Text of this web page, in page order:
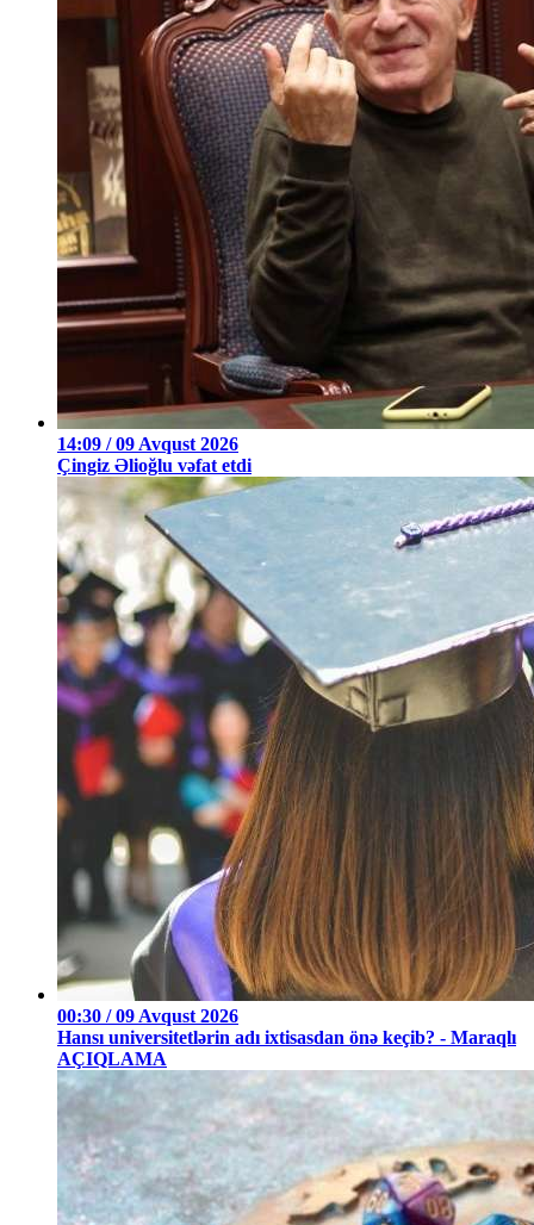
14:09 / 09 Avqust 2026
Çingiz Əlioğlu vəfat etdi
00:30 / 09 Avqust 2026
Hansı universitetlərin adı ixtisasdan önə keçib? - Maraqlı
AÇIQLAMA